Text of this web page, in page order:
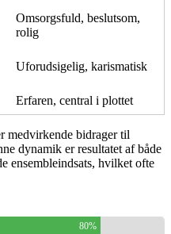
Omsorgsfuld, beslutsom,
rolig
Uforudsigelig, karismatisk
Erfaren, central i plottet
medvirkende bidrager til
dynamik er resultatet af både
ensembleindsats, hvilket ofte
80%